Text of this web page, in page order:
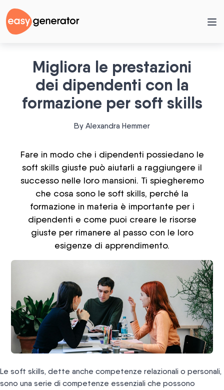
Migliora le prestazioni
dei dipendenti con la
formazione per soft skills
By Alexandra Hemmer
Fare in modo che i dipendenti possiedano le
soft skills giuste può aiutarli a raggiungere il
successo nelle loro mansioni. Ti spiegheremo
che cosa sono le soft skills, perché la
formazione in materia è importante per i
dipendenti e come puoi creare le risorse
giuste per rimanere al passo con le loro
esigenze di apprendimento.
Le soft skills, dette anche competenze relazionali o personali,
sono una serie di competenze essenziali che possono